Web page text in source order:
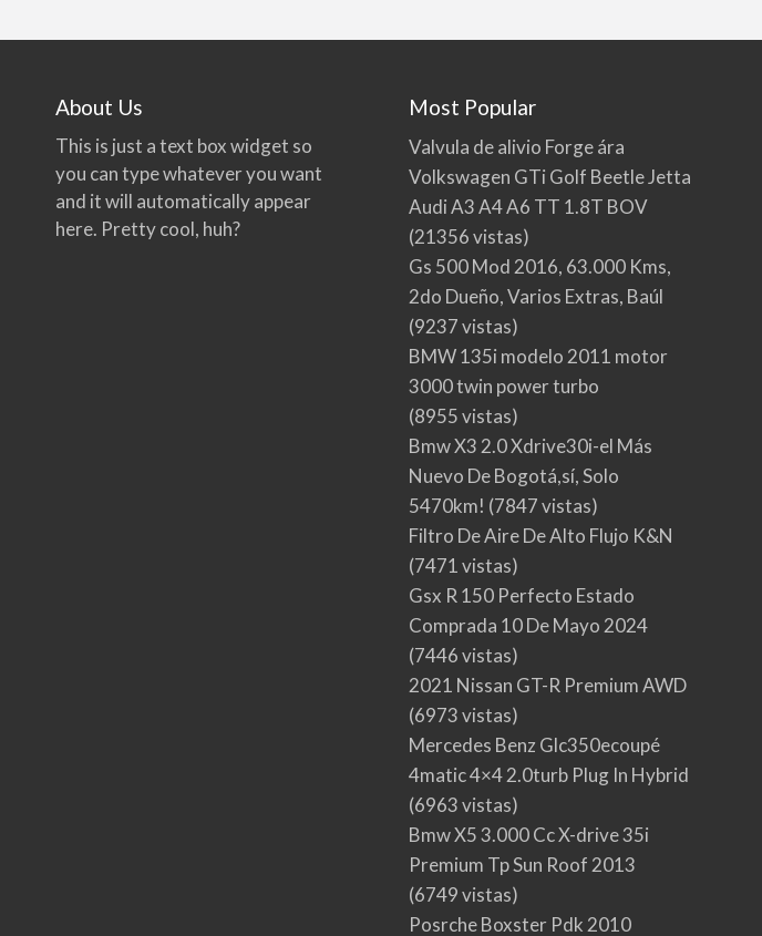
About Us
This is just a text box widget so
you can type whatever you want
and it will automatically appear
here. Pretty cool, huh?
Most Popular
Valvula de alivio Forge ára
Volkswagen GTi Golf Beetle Jetta
Audi A3 A4 A6 TT 1.8T BOV
(21356 vistas)
Gs 500 Mod 2016, 63.000 Kms,
2do Dueño, Varios Extras, Baúl
(9237 vistas)
BMW 135i modelo 2011 motor
3000 twin power turbo
(8955 vistas)
Bmw X3 2.0 Xdrive30i-el Más
Nuevo De Bogotá,sí, Solo
5470km! (7847 vistas)
Filtro De Aire De Alto Flujo K&N
(7471 vistas)
Gsx R 150 Perfecto Estado
Comprada 10 De Mayo 2024
(7446 vistas)
2021 Nissan GT-R Premium AWD
(6973 vistas)
Mercedes Benz Glc350ecoupé
4matic 4×4 2.0turb Plug In Hybrid
(6963 vistas)
Bmw X5 3.000 Cc X-drive 35i
Premium Tp Sun Roof 2013
(6749 vistas)
Posrche Boxster Pdk 2010